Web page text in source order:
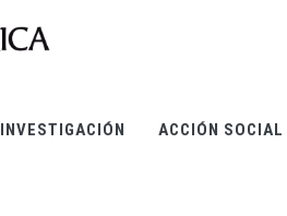
INVESTIGACIÓN ACCIÓN SOCIAL